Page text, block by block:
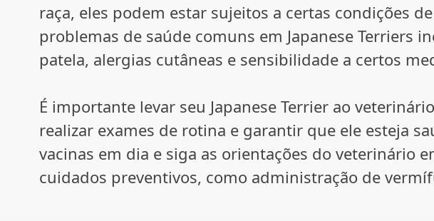
raça, eles podem estar sujeitos a certas condições
problemas de saúde comuns em Japanese Terriers
patela, alergias cutâneas e sensibilidade a certos
É importante levar seu Japanese Terrier ao
realizar exames de rotina e garantir que ele esteja
vacinas em dia e siga as orientações do veterinário
cuidados preventivos, como administração de